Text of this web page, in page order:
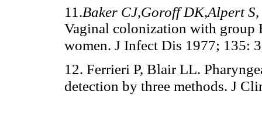
11.Baker CJ,Goroff DK,Alpert S
Vaginal colonization with group
women. J Infect Dis 1977; 135:
12. Ferrieri P, Blair LL.
detection by three methods. J